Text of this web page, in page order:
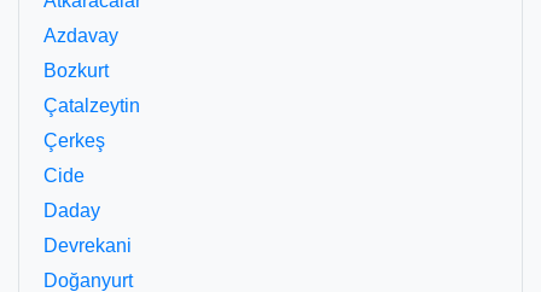
Azdavay
Bozkurt
Çatalzeytin
Çerkeş
Cide
Daday
Devrekani
Doğanyurt